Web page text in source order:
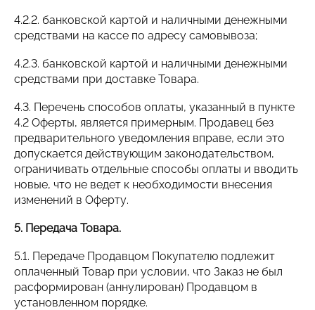
4.2.2. банковской картой и наличными денежными
средствами на кассе по адресу самовывоза;
4.2.3. банковской картой и наличными денежными
средствами при доставке Товара.
4.3. Перечень способов оплаты, указанный в пункте
4.2 Оферты, является примерным. Продавец без
предварительного уведомления вправе, если это
допускается действующим законодательством,
ограничивать отдельные способы оплаты и вводить
новые, что не ведет к необходимости внесения
изменений в Оферту.
5. Передача Товара.
5.1. Передаче Продавцом Покупателю подлежит
оплаченный Товар при условии, что Заказ не был
расформирован (аннулирован) Продавцом в
установленном порядке.